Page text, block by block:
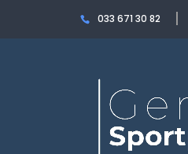
033 671 30 82